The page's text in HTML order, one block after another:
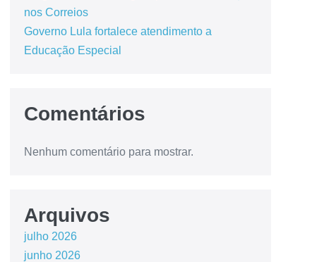
nos Correios
Governo Lula fortalece atendimento a
Educação Especial
Comentários
Nenhum comentário para mostrar.
Arquivos
julho 2026
junho 2026